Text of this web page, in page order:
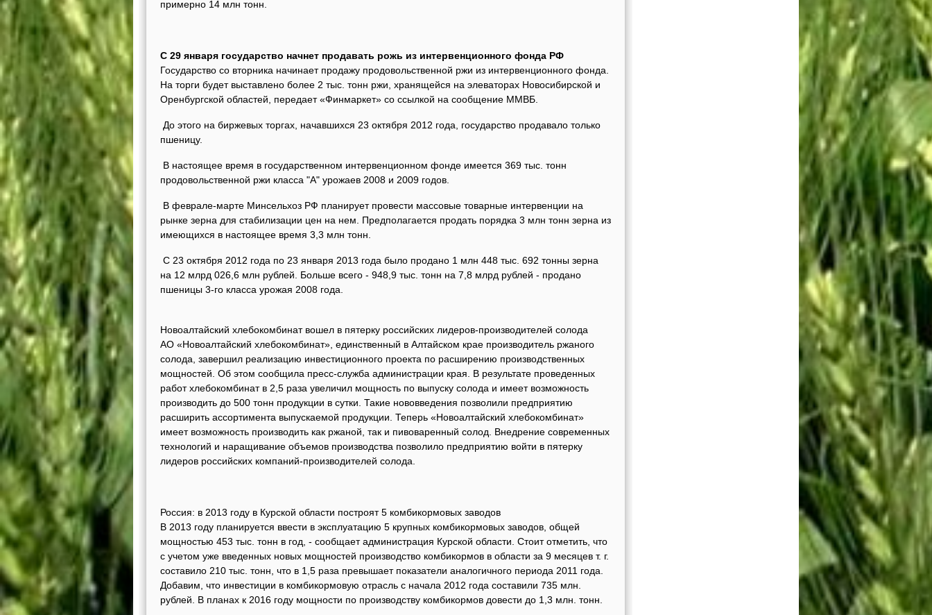
примерно 14 млн тонн.
С 29 января государство начнет продавать рожь из интервенционного фонда РФ
Государство со вторника начинает продажу продовольственной ржи из интервенционного фонда.
На торги будет выставлено более 2 тыс. тонн ржи, хранящейся на элеваторах Новосибирской и
Оренбургской областей, передает «Финмаркет» со ссылкой на сообщение ММВБ.
До этого на биржевых торгах, начавшихся 23 октября 2012 года, государство продавало только
пшеницу.
В настоящее время в государственном интервенционном фонде имеется 369 тыс. тонн
продовольственной ржи класса "А" урожаев 2008 и 2009 годов.
В феврале-марте Минсельхоз РФ планирует провести массовые товарные интервенции на
рынке зерна для стабилизации цен на нем. Предполагается продать порядка 3 млн тонн зерна из
имеющихся в настоящее время 3,3 млн тонн.
С 23 октября 2012 года по 23 января 2013 года было продано 1 млн 448 тыс. 692 тонны зерна
на 12 млрд 026,6 млн рублей. Больше всего - 948,9 тыс. тонн на 7,8 млрд рублей - продано
пшеницы 3-го класса урожая 2008 года.
Новоалтайский хлебокомбинат вошел в пятерку российских лидеров-производителей солода
АО «Новоалтайский хлебокомбинат», единственный в Алтайском крае производитель ржаного
солода, завершил реализацию инвестиционного проекта по расширению производственных
мощностей. Об этом сообщила пресс-служба администрации края. В результате проведенных
работ хлебокомбинат в 2,5 раза увеличил мощность по выпуску солода и имеет возможность
производить до 500 тонн продукции в сутки. Такие нововведения позволили предприятию
расширить ассортимента выпускаемой продукции. Теперь «Новоалтайский хлебокомбинат»
имеет возможность производить как ржаной, так и пивоваренный солод. Внедрение современных
технологий и наращивание объемов производства позволило предприятию войти в пятерку
лидеров российских компаний-производителей солода.
Россия: в 2013 году в Курской области построят 5 комбикормовых заводов
В 2013 году планируется ввести в эксплуатацию 5 крупных комбикормовых заводов, общей
мощностью 453 тыс. тонн в год, - сообщает администрация Курской области. Стоит отметить, что
с учетом уже введенных новых мощностей производство комбикормов в области за 9 месяцев т. г.
составило 210 тыс. тонн, что в 1,5 раза превышает показатели аналогичного периода 2011 года.
Добавим, что инвестиции в комбикормовую отрасль с начала 2012 года составили 735 млн.
рублей. В планах к 2016 году мощности по производству комбикормов довести до 1,3 млн. тонн.